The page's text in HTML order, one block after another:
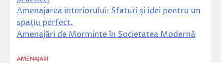
Amenajarea interiorului: Sfaturi și idei pentru un
spațiu perfect.
Amenajări de Morminte în Societatea Modernă
AMENAJARI